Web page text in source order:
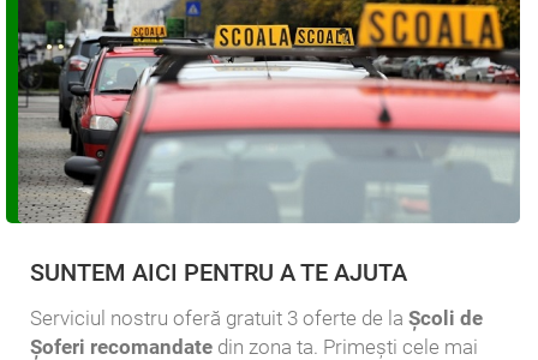
SUNTEM AICI PENTRU A TE AJUTA
Serviciul nostru oferă gratuit 3 oferte de la Școli de
Șoferi recomandate din zona ta. Primești cele mai